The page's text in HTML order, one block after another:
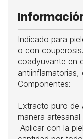
Indicado para
o con
coadyuvante en
Componentes:
Extracto puro de
manera
Aplicar con la